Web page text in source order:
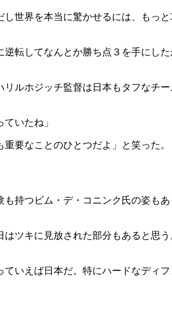
世界を本当に驚かせるには、もっ
転してなんとか勝ち点３を手にし
ルホジッチ監督は日本もタフなチ
いたね」
要なことのひとつだよ」と笑った。
持つビム・デ・コニンク氏の姿も
ツキに見放された部分もあると思
いえば日本だ。特にハードなディ